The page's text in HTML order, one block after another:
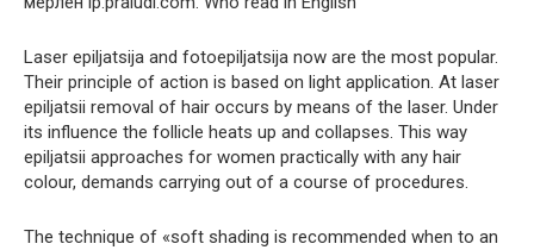
Laser epiljatsija and fotoepiljatsija now are the most popular.
Their principle of action is based on light application. At laser
epiljatsii removal of hair occurs by means of the laser. Under
its influence the follicle heats up and collapses. This way
epiljatsii approaches for women practically with any hair
colour, demands carrying out of a course of procedures.
The technique of «soft shading is recommended when to an